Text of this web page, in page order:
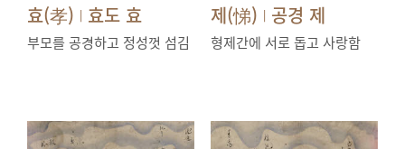
효(孝) | 효도 효
부모를 공경하고 정성껏 섬김
제(悌) | 공경 제
형제간에 서로 돕고 사랑함